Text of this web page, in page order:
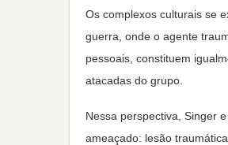
Os complexos culturais se
guerra, onde o agente
pessoais, constituem
atacadas do grupo.
Nessa perspectiva, Singer
ameaçado: lesão